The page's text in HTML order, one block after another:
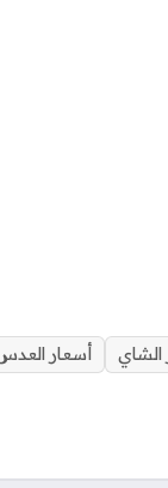
الشاي
أسعار